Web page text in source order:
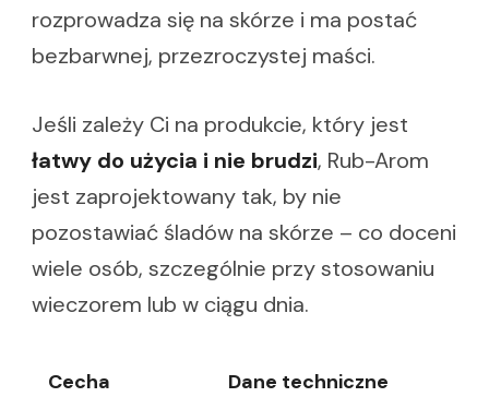
rozprowadza się na skórze i ma postać
bezbarwnej, przezroczystej maści.
Jeśli zależy Ci na produkcie, który jest
łatwy do użycia i nie brudzi, Rub-Arom
jest zaprojektowany tak, by nie
pozostawiać śladów na skórze – co doceni
wiele osób, szczególnie przy stosowaniu
wieczorem lub w ciągu dnia.
Cecha Dane techniczne